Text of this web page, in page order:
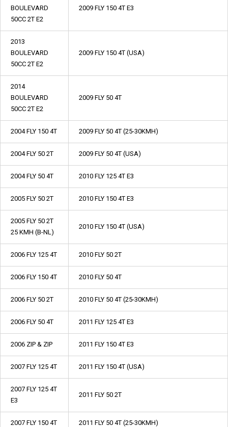
BOULEVARD
50CC 2T E2
2009 FLY 150 4T E3
2013
BOULEVARD
50CC 2T E2
2009 FLY 150 4T (USA)
2014
BOULEVARD
50CC 2T E2
2009 FLY 50 4T
2004 FLY 150 4T 2009 FLY 50 4T (25-30KMH)
2004 FLY 50 2T 2009 FLY 50 4T (USA)
2004 FLY 50 4T 2010 FLY 125 4T E3
2005 FLY 50 2T 2010 FLY 150 4T E3
2005 FLY 50 2T
25 KMH (B-NL)
2010 FLY 150 4T (USA)
2006 FLY 125 4T 2010 FLY 50 2T
2006 FLY 150 4T 2010 FLY 50 4T
2006 FLY 50 2T 2010 FLY 50 4T (25-30KMH)
2006 FLY 50 4T 2011 FLY 125 4T E3
2006 ZIP & ZIP 2011 FLY 150 4T E3
2007 FLY 125 4T 2011 FLY 150 4T (USA)
2007 FLY 125 4T
E3
2011 FLY 50 2T
2007 FLY 150 4T 2011 FLY 50 4T (25-30KMH)